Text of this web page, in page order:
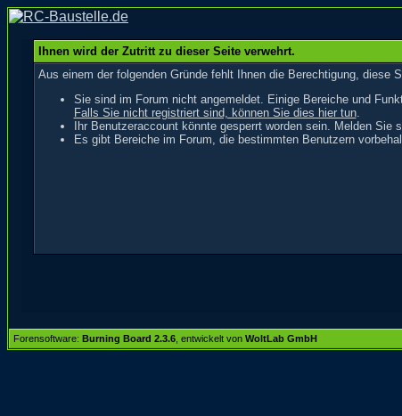
Ihnen wird der Zutritt zu dieser Seite verwehrt.
Aus einem der folgenden Gründe fehlt Ihnen die Berechtigung, diese
Sie sind im Forum nicht angemeldet. Einige Bereiche und
Falls Sie nicht registriert sind, können Sie dies hier tun.
Ihr Benutzeraccount könnte gesperrt worden sein. Melden
Es gibt Bereiche im Forum, die bestimmten Benutzern
Forensoftware: Burning Board 2.3.6 , entwickelt von WoltLab GmbH